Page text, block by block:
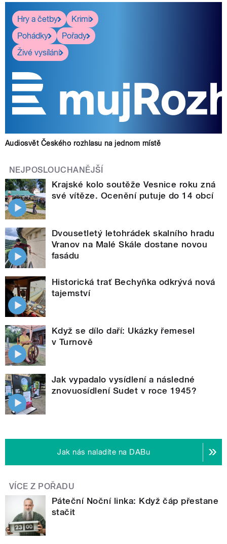
Hry a četby
Krimi
Pohádky
Pořady
Živé vysílání
Audiosvět Českého rozhlasu na jednom místě
NEJPOSLOUCHANĚJŠÍ
Krajské kolo soutěže Vesnice roku zná
své vítěze. Ocenění putuje do 14 obcí
Dvousetletý letohrádek skalního hradu
Vranov na Malé Skále dostane novou
fasádu
Historická trať Bechyňka odkrývá nová
tajemství
Když se dílo daří: Ukázky řemesel
v Turnově
Jak vypadalo vysídlení a následné
znovuosídlení Sudet v roce 1945?
Jak nás naladíte na DABu
VÍCE Z POŘADU
Páteční Noční linka: Když čáp přestane
stačit